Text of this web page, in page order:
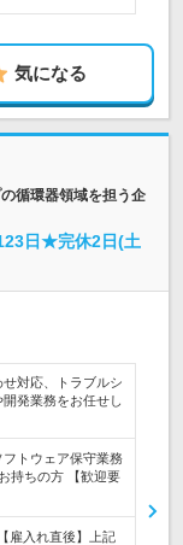
気になる
循環器領域を担う企
日★完休2日(土
対応、トラブルシ
発業務をお任せし
トウェア保守業務
持ちの方 【歓迎要
雇入れ直後】上記